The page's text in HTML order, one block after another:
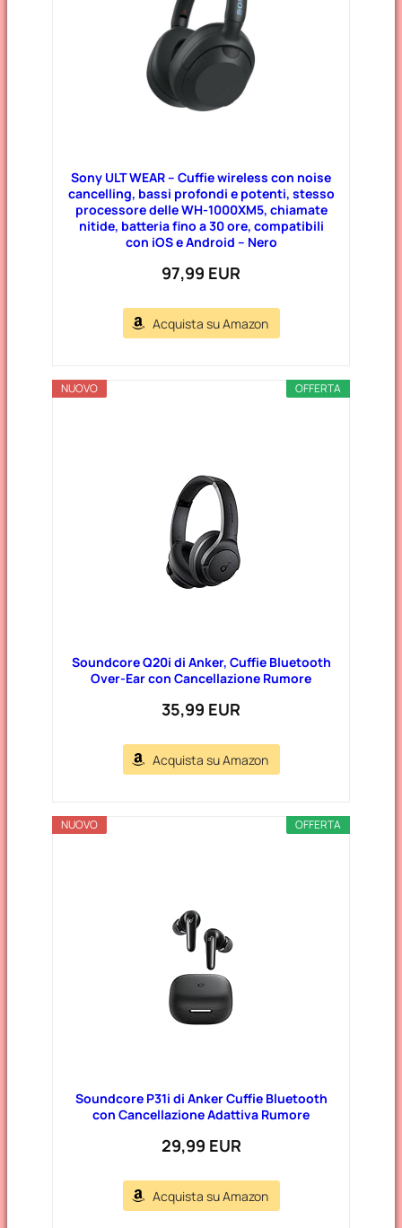
Sony ULT WEAR – Cuffie wireless con noise
cancelling, bassi profondi e potenti, stesso
processore delle WH-1000XM5, chiamate
nitide, batteria fino a 30 ore, compatibili
con iOS e Android – Nero
97,99 EUR
Acquista su Amazon
OFFERTA
NUOVO
Soundcore Q20i di Anker, Cuffie Bluetooth
Over-Ear con Cancellazione Rumore
35,99 EUR
Acquista su Amazon
OFFERTA
NUOVO
Soundcore P31i di Anker Cuffie Bluetooth
con Cancellazione Adattiva Rumore
29,99 EUR
Acquista su Amazon